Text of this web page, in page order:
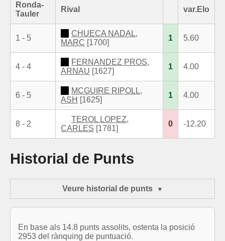
Ronda-
Tauler
Rival var.Elo
1 - 5
CHUECA NADAL,
MARC [1700]
1 5.60
4 - 4
FERNANDEZ PROS,
ARNAU [1627]
1 4.00
6 - 5
MCGUIRE RIPOLL,
ASH [1625]
1 4.00
8 - 2
TEROL LOPEZ,
CARLES [1781]
0 -12.20
Historial de Punts
Veure historial de punts
En base als 14.8 punts assolits, ostenta la posició
2953 del rànquing de puntuació.